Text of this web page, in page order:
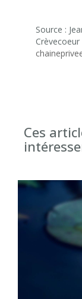
Source :
Crèvecoeur
Ces